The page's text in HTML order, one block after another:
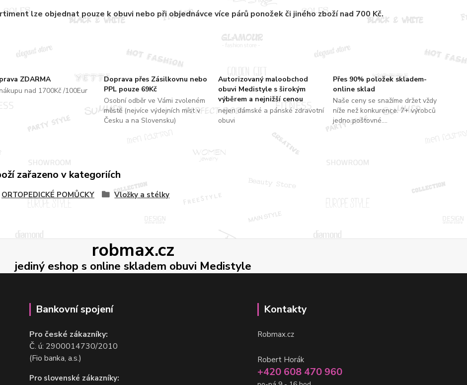
ZDARMA
nad 1700Kč /100Eur
Doprava přes Zásilkovnu nebo
PPL pouze 69Kč
Osobní odběr ve Vámi zvoleném
městě (nejvíce výdejních míst v
Česku a na Slovensku)
Autorizovaný maloobchod
obuvi Medistyle s širokým
výběrem a nejnižší cenou
nejen dámské a pánské zdravotní
obuvi
Přes 90% položek skladem-
online sklad
Naše ceny se snažíme držet vždy
níže než konkurence. 7+ výrobců
jedno poštovné....
lze objednat pouze k obuvi nebo při objednávce více párů ponožek či jiného zboží nad 700 Kč.
zařazeno v kategoriích
ORTOPEDICKÉ POMŮCKY Vložky a stélky
robmax.cz
jediný eshop s online skladem obuvi Medistyle
Bankovní spojení
Pro české zákazníky:
Č. ú: 2900014730/2010
(Fio banka, a.s.)
Pro slovenské zákazníky:
Kontakty
Robmax.cz
Robert Horák
+420 608 470 960